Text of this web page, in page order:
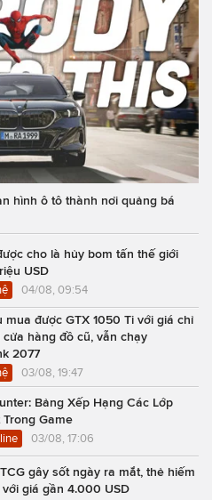
hình ô tô thành nơi quảng bá
cho là hủy bom tấn thế giới
USD
04/08, 09:54
mua được GTX 1050 Ti với giá chỉ
cửa hàng đồ cũ, vẫn chạy
2077
03/08, 19:47
Bảng Xếp Hạng Các Lớp
Trong Game
03/08, 17:06
gây sốt ngày ra mắt, thẻ hiếm
giá gần 4.000 USD